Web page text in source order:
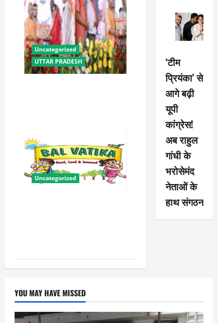
Uncategorized
UTTAR PRADESH
Uncategorized
‘टीम
प्रियंका’ से
आगे बढ़ी
यूपी
कांग्रेस!
अब राहुल
गांधी के
भरोसेमंद
नेताओं के
हाथ संगठन
YOU MAY HAVE MISSED